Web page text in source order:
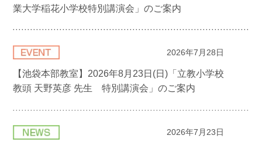
業大学稲花小学校特別講演会」のご案内
2026年7月28日
【池袋本部教室】2026年8月23日(日)「立教小学校
教頭 天野英彦 先生 特別講演会」のご案内
2026年7月23日